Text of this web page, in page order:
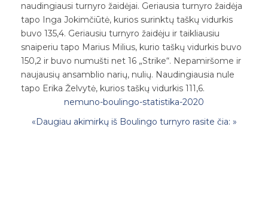
naudingiausi turnyro žaidėjai. Geriausia turnyro žaidėja
tapo Inga Jokimčiūtė, kurios surinktų taškų vidurkis
buvo 135,4. Geriausiu turnyro žaidėju ir taikliausiu
snaiperiu tapo Marius Milius, kurio taškų vidurkis buvo
150,2 ir buvo numušti net 16 „Strike“. Nepamiršome ir
naujausių ansamblio narių, nulių. Naudingiausia nule
tapo Erika Želvytė, kurios taškų vidurkis 111,6.
nemuno-boulingo-statistika-2020
«Daugiau akimirkų iš Boulingo turnyro rasite čia: »